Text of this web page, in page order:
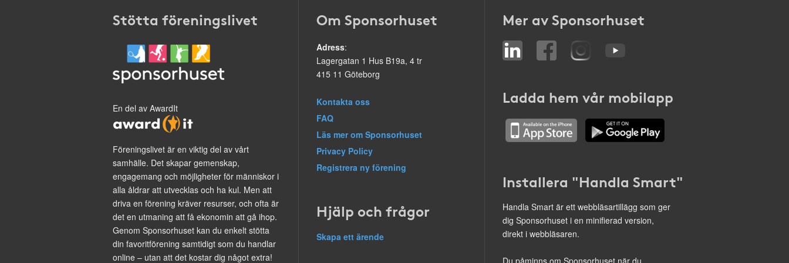
Stötta föreningslivet
En del av AwardIt
Föreningslivet är en viktig del av vårt
samhälle. Det skapar gemenskap,
engagemang och möjligheter för människor i
alla åldrar att utvecklas och ha kul. Men att
driva en förening kräver resurser, och ofta är
det en utmaning att få ekonomin att gå ihop.
Genom Sponsorhuset kan du enkelt stötta
din favoritförening samtidigt som du handlar
online – utan att det kostar dig något extra!
Om Sponsorhuset
Adress:
Lagergatan 1 Hus B19a, 4 tr
415 11 Göteborg
Kontakta oss
FAQ
Läs mer om Sponsorhuset
Privacy Policy
Registrera ny förening
Hjälp och frågor
Skapa ett ärende
Mer av Sponsorhuset
Ladda hem vår mobilapp
Installera "Handla Smart"
Handla Smart är ett webbläsartillägg som ger
dig Sponsorhuset i en minifierad version,
direkt i webbläsaren.